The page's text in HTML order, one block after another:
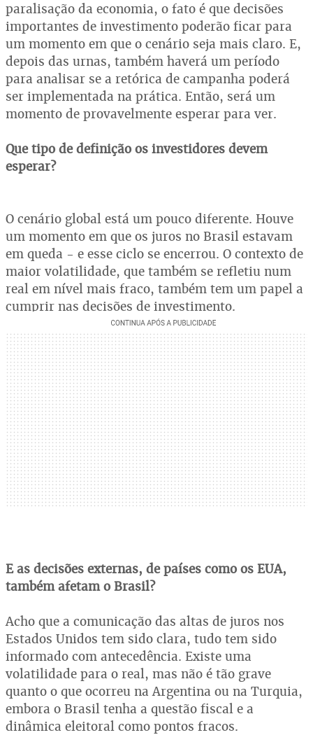
paralisação da economia, o fato é que decisões
importantes de investimento poderão ficar para
um momento em que o cenário seja mais claro. E,
depois das urnas, também haverá um período
para analisar se a retórica de campanha poderá
ser implementada na prática. Então, será um
momento de provavelmente esperar para ver.
Que tipo de definição os investidores devem
esperar?
O cenário global está um pouco diferente. Houve
um momento em que os juros no Brasil estavam
em queda - e esse ciclo se encerrou. O contexto de
maior volatilidade, que também se refletiu num
real em nível mais fraco, também tem um papel a
cumprir nas decisões de investimento.
E as decisões externas, de países como os EUA,
também afetam o Brasil?
Acho que a comunicação das altas de juros nos
Estados Unidos tem sido clara, tudo tem sido
informado com antecedência. Existe uma
volatilidade para o real, mas não é tão grave
quanto o que ocorreu na Argentina ou na Turquia,
embora o Brasil tenha a questão fiscal e a
dinâmica eleitoral como pontos fracos.